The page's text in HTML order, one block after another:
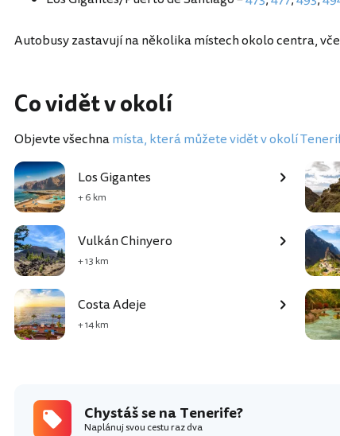
Autobusy zastavují na několika místech okolo centra,
Co vidět v okolí
Objevte všechnamísta, která můžete vidět v okolí
Los Gigantes
+ 6 km
Vulkán Chinyero
+ 13 km
Costa Adeje
+ 14 km
Chystáš se na Tenerife?
Naplánuj svou cestu raz dva